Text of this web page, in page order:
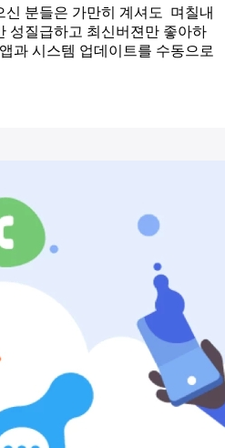
신 분들은 가만히 계셔도 며칠내
성질급하고 최신버젼만 좋아하
과 시스템 업데이트를 수동으로